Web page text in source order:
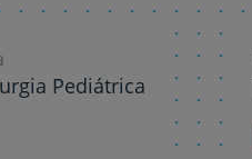
Pediátrica